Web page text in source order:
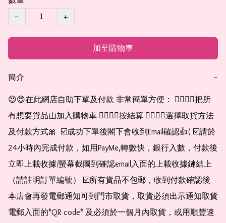
−
+
加至購物車
簡介 −
😍😍在此網店自助下單及付款 非常簡單方便： 👉🏻👉🏻把所
有想要貨品山加入購物車 👉🏻👉🏻按結算 👉🏻👉🏻選擇取貨方法
及付款方式🎀  ☑️成功下單後閣下會收到Email確認👍( ☑️請於
24小時內完成付款，如用PayMe,轉數快，銀行入數，付款後
立即上載收據/螢幕截圖到確認email入面的上載收據鏈結上
（請註明訂單編號） ☑️所有貨品不包郵，收到付款確認後
本店會再發電郵通知可到門市取貨，取貨必須出示通知取貨
電郵入面的*QR code* 及必須於一個月內取貨，或用順豐速